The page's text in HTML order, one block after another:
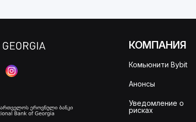
КОМПАНИЯ
Комьюнити Bybit
Анонсы
Уведомление о
рисках